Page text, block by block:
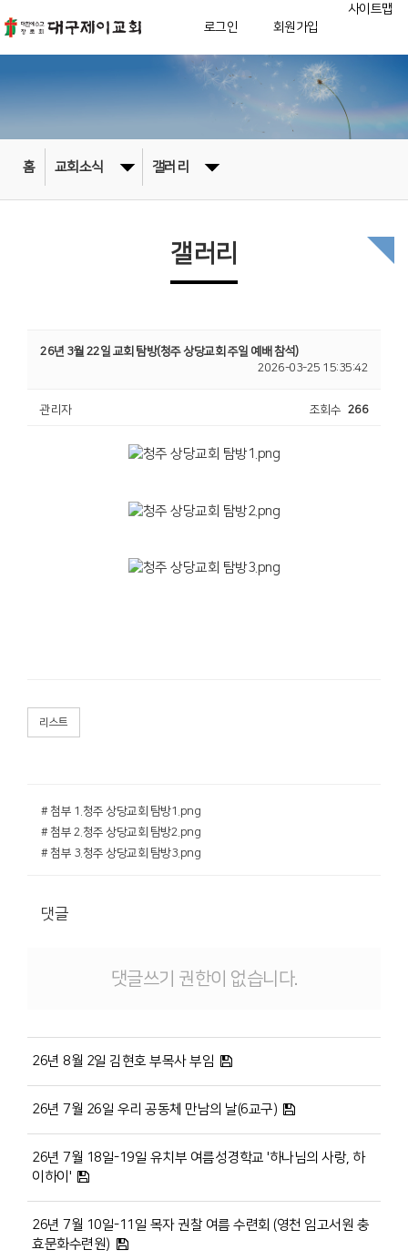
로그인 회원가입
사이트맵
홈 교회소식 갤러리
갤러리
26년 3월 22일 교회 탐방(청주 상당교회 주일 예배 참석)
2026-03-25 15:35:42
관리자 조회수 266
리스트
# 첨부 1.청주 상당교회 탐방1.png
# 첨부 2.청주 상당교회 탐방2.png
# 첨부 3.청주 상당교회 탐방3.png
댓글
댓글쓰기 권한이 없습니다.
26년 8월 2일 김현호 부목사 부임
26년 7월 26일 우리 공동체 만남의 날(6교구)
26년 7월 18일-19일 유치부 여름성경학교 '하나님의 사랑, 하
이하이'
26년 7월 10일-11일 목자 권찰 여름 수련회 (영천 임고서원 충
효문화수련원)